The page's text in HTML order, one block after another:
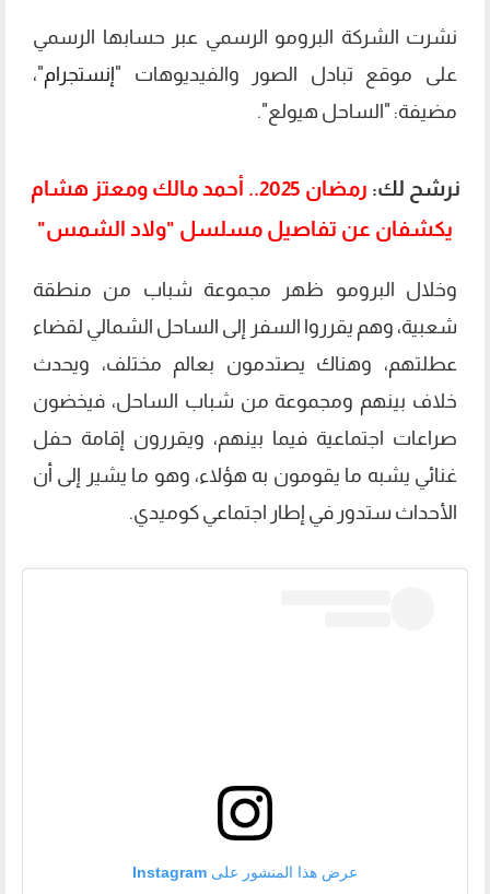
نشرت الشركة البرومو الرسمي عبر حسابها الرسمي
على موقع تبادل الصور والفيديوهات "إنستجرام"،
مضيفة: "الساحل هيولع".
نرشح لك:
رمضان 2025.. أحمد مالك ومعتز هشام
يكشفان عن تفاصيل مسلسل "ولاد الشمس"
وخلال البرومو ظهر مجموعة شباب من منطقة
شعبية، وهم يقرروا السفر إلى الساحل الشمالي لقضاء
عطلتهم، وهناك يصتدمون بعالم مختلف، ويحدث
خلاف بينهم ومجموعة من شباب الساحل، فيخضون
صراعات اجتماعية فيما بينهم، ويقررون إقامة حفل
غنائي يشبه ما يقومون به هؤلاء، وهو ما يشير إلى أن
الأحداث ستدور في إطار اجتماعي كوميدي.
عرض هذا المنشور على Instagram